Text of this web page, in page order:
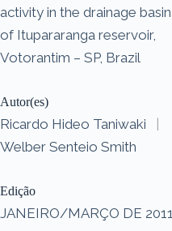
activity in the drainage basin
of Itupararanga reservoir,
Votorantim – SP, Brazil
Autor(es)
Ricardo Hideo Taniwaki
|
Welber Senteio Smith
Edição
JANEIRO/MARÇO DE 2011